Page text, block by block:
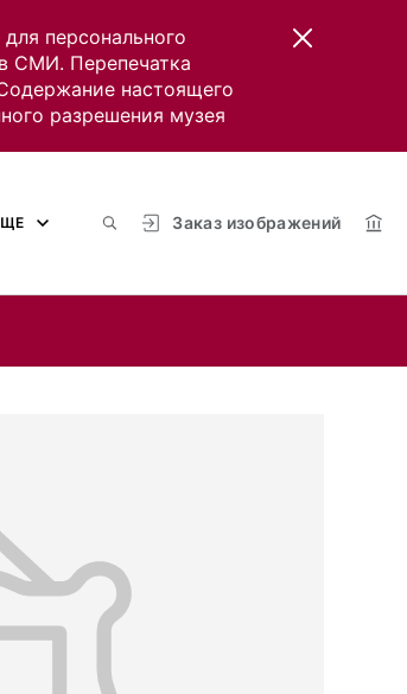
персонального
СМИ. Перепечатка
настоящего
разрешения музея
Заказ изображений